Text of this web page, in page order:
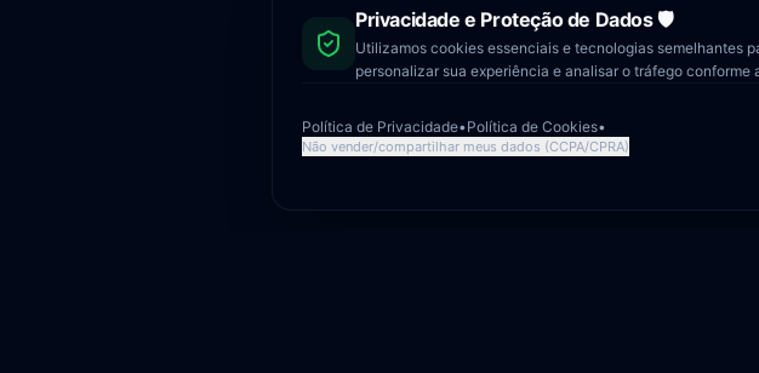
Privacidade e Proteção de Dados 🛡️
Utilizamos cookies essenciais e tecnologias semelhantes
personalizar sua experiência e analisar o tráfego conforme
Política de Privacidade•Política de Cookies•
Não vender/compartilhar meus dados (CCPA/CPRA)